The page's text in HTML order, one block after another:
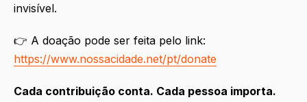
invisível.
👉 A doação pode ser feita pelo link:
https://www.nossacidade.net/pt/donate
Cada contribuição conta. Cada pessoa importa.